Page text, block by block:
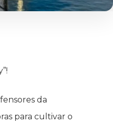
da
para cultivar o